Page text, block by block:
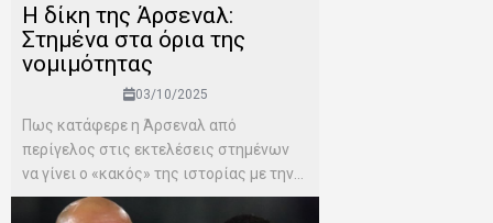
Η δίκη της Άρσεναλ:
Στημένα στα όρια της
νομιμότητας
03/10/2025
Πως κατάφερε η Άρσεναλ από
περίγελος στις εκτελέσεις στημένων
να γίνει ο «κακός» της ιστορίας με την...